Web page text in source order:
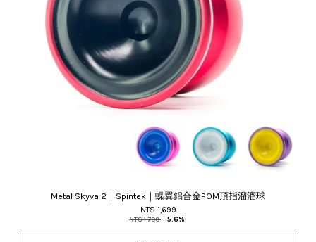
Metal Skyva 2｜Spintek｜蝶翼鋁合金POM頂指溜溜球
NT$ 1,699
NT$ 1,799 -5.6%